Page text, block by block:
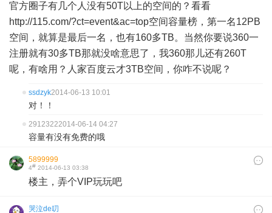
官方圈子有几个人没有50T以上的空间的？看看
http://115.com/?ct=event&ac=top空间容量榜，第一名12PB
空间，就算是最后一名，也有160多TB。当然你要说360一
注册就有30多TB那就没啥意思了，我360那儿还有260T
呢，有啥用？人家百度云才3TB空间，你咋不说呢？
ssdzyk2014-06-13 10:01
对！！
29123222014-06-14 04:27
容量有没有免费的哦
5899999
4# 2014-06-13 03:38
楼主，弄个VIP玩玩吧
哭泣de叨